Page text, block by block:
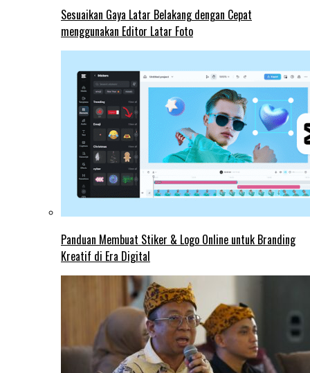
Sesuaikan Gaya Latar Belakang dengan Cepat
menggunakan Editor Latar Foto
Panduan Membuat Stiker & Logo Online untuk Branding
Kreatif di Era Digital